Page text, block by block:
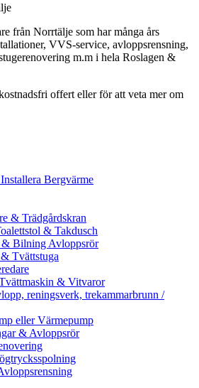
från Norrtälje som har många års
VVS-service, avloppsrensning,
m.m i hela Roslagen &
offert eller för att veta mer om
Bergvärme
& Trädgårdskran
& Takdusch
Bilning Avloppsrör
Tvättstuga
& Vitvaror
reningsverk, trekammarbrunn /
eller Värmepump
& Avloppsrör